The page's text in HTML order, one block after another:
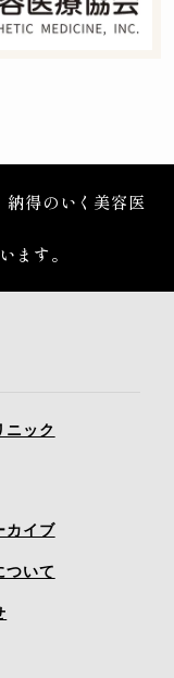
納得のいく美容医
ます。
ニック
カイブ
ついて